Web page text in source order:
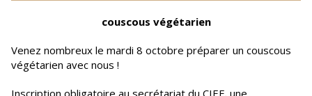
couscous végétarien
Venez nombreux le mardi 8 octobre préparer un couscous
végétarien avec nous !